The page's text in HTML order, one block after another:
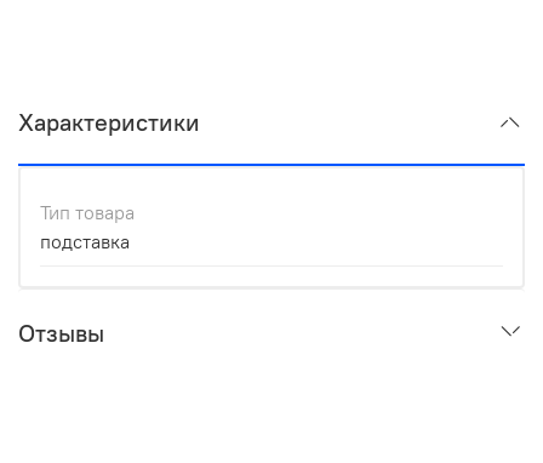
Характеристики
Тип товара
подставка
Отзывы